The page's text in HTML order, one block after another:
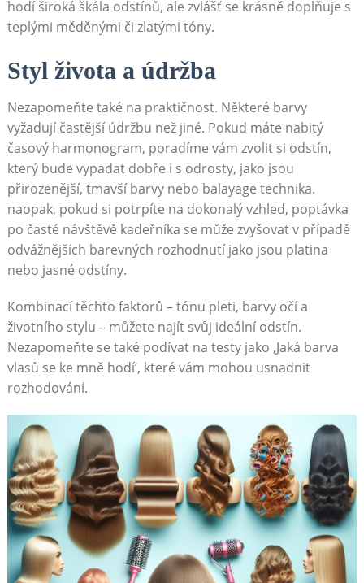
⁢hodí široká škála odstínů,⁤ ale zvlášť⁢ se krásně doplňuje s​
teplými měděnými či zlatými‌ tóny.
Styl života a údržba
Nezapomeňte také na praktičnost. Některé barvy
vyžadují‍ častější údržbu než jiné.⁢ Pokud‌ máte‌ nabitý
⁢časový harmonogram,‍ poradíme vám zvolit⁢ si odstín,
který ⁣bude⁢ vypadat dobře i s odrosty, jako jsou
přirozenější,⁤ tmavší‍ barvy nebo balayage technika.‌
naopak, pokud si potrpíte⁤ na dokonalý vzhled, poptávka
po⁢ časté návštěvě kadeřníka se může zvyšovat ⁤v​ případě
odvážnějších barevných rozhodnutí jako ⁣jsou platina
nebo jasné odstíny.
Kombinací těchto ⁣faktorů –⁢ tónu pleti, barvy očí​ a
životního stylu – můžete najít ‌svůj ideální odstín.⁢
Nezapomeňte se také ⁢podívat‌ na testy jako ‚Jaká​ barva
vlasů se ke ⁢mně hodí‘, které vám mohou usnadnit
rozhodování.